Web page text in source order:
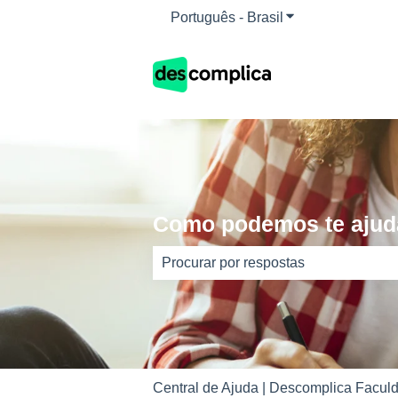
Português - Brasil Mostrar submenu
Como podemos te
Não há sugestões porque o campo
Central de Ajuda | Descomplica